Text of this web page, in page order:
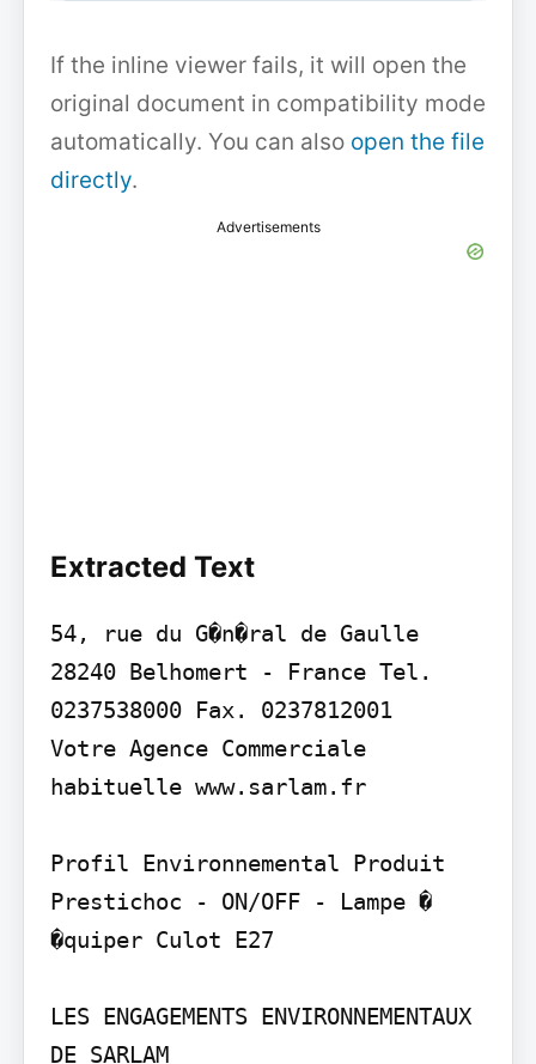
If the inline viewer fails, it will open the
original document in compatibility mode
automatically. You can also open the file
directly.
Advertisements
Extracted Text
54, rue du G�n�ral de Gaulle
28240 Belhomert - France Tel.
0237538000 Fax. 0237812001
Votre Agence Commerciale
habituelle www.sarlam.fr
Profil Environnemental Produit
Prestichoc - ON/OFF - Lampe �
�quiper Culot E27
LES ENGAGEMENTS ENVIRONNEMENTAUX
DE SARLAM